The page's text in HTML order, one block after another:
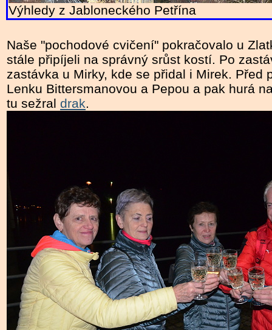
Výhledy z Jabloneckého Petřína
Naše "pochodové cvičení" pokračovalo u
stále připíjeli na správný srůst kostí. Po
zastávka u Mirky, kde se přidal i Mirek. Před
Lenku Bittersmanovou a Pepou a pak hurá
tu sežral drak.